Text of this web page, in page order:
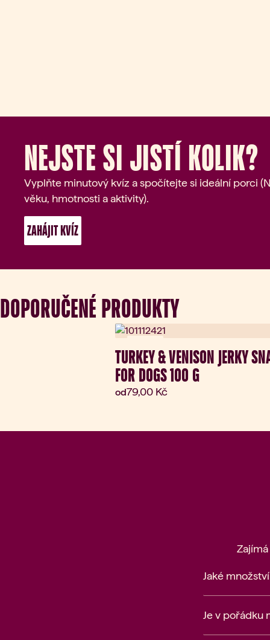
Nejste si jistí kolik?
Vyplňte minutový kvíz a spočítejte si ideální porci
věku, hmotnosti a aktivity).
ZAHÁJIT KVÍZ
DOPORUČENÉ PRODUKTY
TURKEY & VENISON JERKY
FOR DOGS 100 G
odAktuální cena:
79,00 Kč
Jaké
Je v pořádku